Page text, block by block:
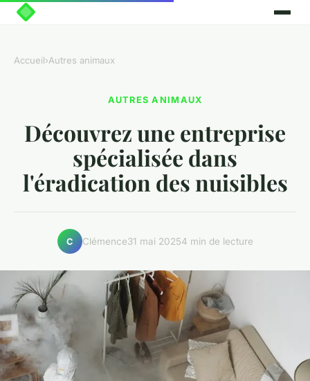
Accueil›Autres animaux
AUTRES ANIMAUX
Découvrez une entreprise
spécialisée dans
l'éradication des nuisibles
C Clémence31 mai 20254 min de lecture